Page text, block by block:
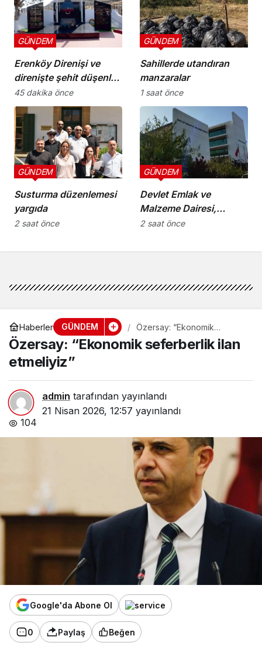
Erenköy Direnişi ve
direnişte şehit düşenler
cumartesi günü
düzenlenecek törenle
anılacak
GÜNDEM
45 dakika önce
Sahillerde utandıran
manzaralar
GÜNDEM
1 saat önce
Susturma düzenlemesi
yargıda
GÜNDEM
2 saat önce
Devlet Emlak ve
Malzeme Dairesi,
kullanılmış eşya ve
GÜNDEM
2 saat önce
Haberler GÜNDEM
Özersay: “Ekonomik
seferberlik ilan etmeliyiz”
Özersay: “Ekonomik seferberlik ilan
etmeliyiz”
admin tarafından yayınlandı
21 Nisan 2026, 12:57 yayınlandı
104
Google'da Abone Ol
0 Paylaş Beğen